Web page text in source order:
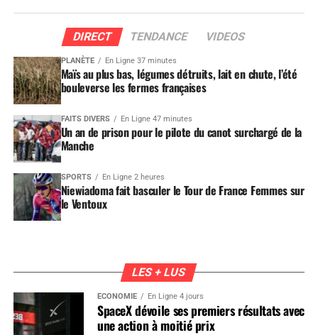
DIRECT TENDANCE VIDEOS
PLANÈTE En Ligne 37 minutes
Maïs au plus bas, légumes détruits, lait en chute, l’été
bouleverse les fermes françaises
FAITS DIVERS En Ligne 47 minutes
Un an de prison pour le pilote du canot surchargé de la
Manche
SPORTS En Ligne 2 heures
Niewiadoma fait basculer le Tour de France Femmes sur
le Ventoux
LES + LUS
ÉCONOMIE En Ligne 4 jours
SpaceX dévoile ses premiers résultats avec
une action à moitié prix